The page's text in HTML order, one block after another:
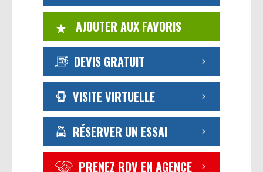
AJOUTER AUX FAVORIS
DEVIS GRATUIT
VISITE VIRTUELLE
RÉSERVER UN ESSAI
PRENEZ RDV EN AGENCE